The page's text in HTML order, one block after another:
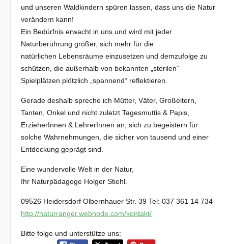
und unseren Waldkindern spüren lassen, dass uns die Natur
verändern kann!
Ein Bedürfnis erwacht in uns und wird mit jeder
Naturberührung größer, sich mehr für die
natürlichen Lebensräume einzusetzen und demzufolge zu
schützen, die außerhalb von bekannten „sterilen“
Spielplätzen plötzlich „spannend“ reflektieren.
Gerade deshalb spreche ich Mütter, Väter, Großeltern,
Tanten, Onkel und nicht zuletzt Tagesmuttis & Papis,
ErzieherInnen & LehrerInnen an, sich zu begeistern für
solche Wahrnehmungen, die sicher von tausend und einer
Entdeckung geprägt sind.
Eine wundervolle Welt in der Natur,
Ihr Naturpädagoge Holger Stiehl.
09526 Heidersdorf Olbernhauer Str. 39 Tel: 037 361 14 734
http://naturranger.webnode.com/kontakt/
Bitte folge und unterstütze uns: